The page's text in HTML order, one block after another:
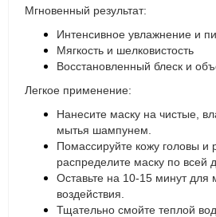
Мгновенный результат:
Интенсивное увлажнение и
Мягкость и шелковистость
Восстановленный блеск и
Легкое применение:
Нанесите маску на чистые,
мытья шампунем.
Помассируйте кожу головы и
распределите маску по всей
Оставьте на 10-15 минут для
воздействия.
Тщательно смойте теплой